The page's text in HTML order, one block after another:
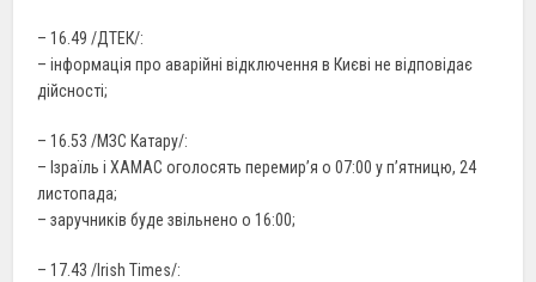
– 16.49 /ДТЕК/:
– інформація про аварійні відключення в Києві не відповідає
дійсності;
– 16.53 /МЗС Катару/:
– Ізраїль і ХАМАС оголосять перемир’я о 07:00 у п’ятницю, 24
листопада;
– заручників буде звільнено о 16:00;
– 17.43 /Irish Times/: